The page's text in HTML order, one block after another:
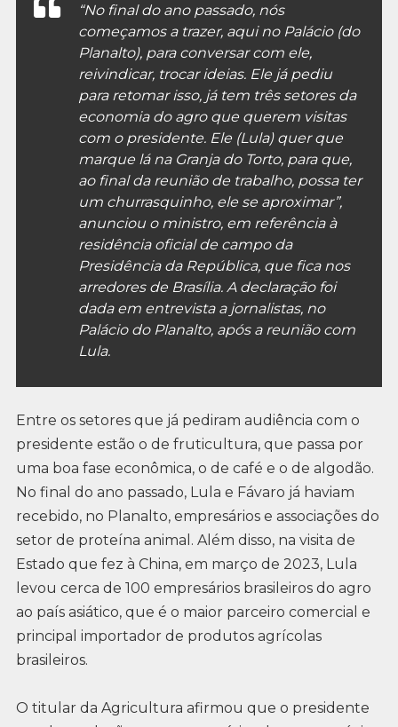
“No final do ano passado, nós
começamos a trazer, aqui no Palácio (do
Planalto), para conversar com ele,
reivindicar, trocar ideias. Ele já pediu
para retomar isso, já tem três setores da
economia do agro que querem visitas
com o presidente. Ele (Lula) quer que
marque lá na Granja do Torto, para que,
ao final da reunião de trabalho, possa ter
um churrasquinho, ele se aproximar”,
anunciou o ministro, em referência à
residência oficial de campo da
Presidência da República, que fica nos
arredores de Brasília. A declaração foi
dada em entrevista a jornalistas, no
Palácio do Planalto, após a reunião com
Lula.
Entre os setores que já pediram audiência com o
presidente estão o de fruticultura, que passa por
uma boa fase econômica, o de café e o de algodão.
No final do ano passado, Lula e Fávaro já haviam
recebido, no Planalto, empresários e associações do
setor de proteína animal. Além disso, na visita de
Estado que fez à China, em março de 2023, Lula
levou cerca de 100 empresários brasileiros do agro
ao país asiático, que é o maior parceiro comercial e
principal importador de produtos agrícolas
brasileiros.
O titular da Agricultura afirmou que o presidente